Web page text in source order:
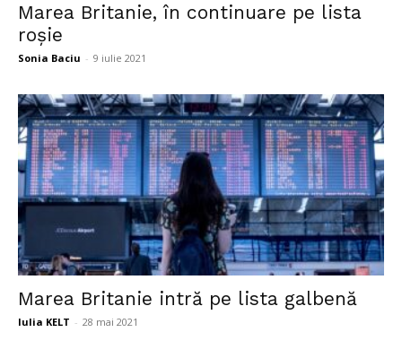
Marea Britanie, în continuare pe lista
roșie
Sonia Baciu - 9 iulie 2021
Marea Britanie intră pe lista galbenă
Iulia KELT - 28 mai 2021